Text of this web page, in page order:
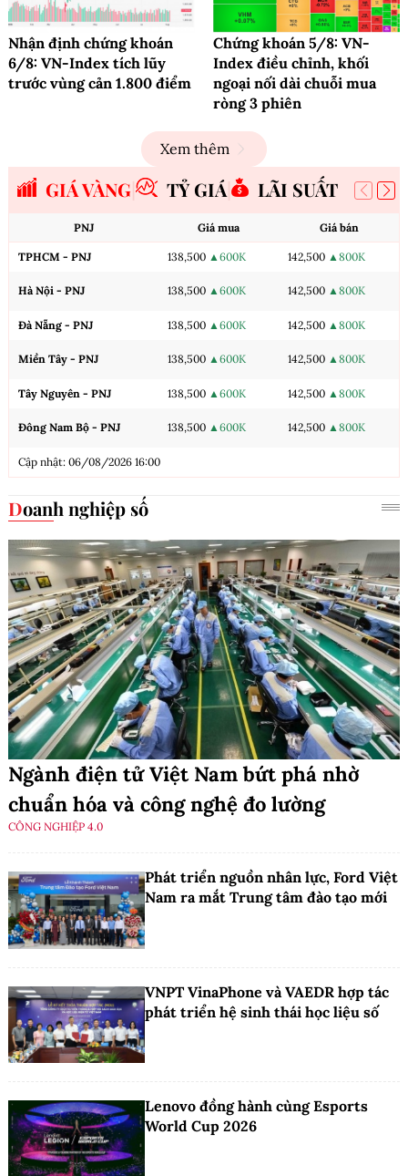
Nhận định chứng khoán
6/8: VN-Index tích lũy
trước vùng cản 1.800 điểm
Chứng khoán 5/8: VN-
Index điều chỉnh, khối
ngoại nối dài chuỗi mua
ròng 3 phiên
Xem thêm
GIÁ VÀNG TỶ GIÁ LÃI SUẤT
PNJ Giá mua Giá bán
TPHCM - PNJ 138,500 ▲600K 142,500 ▲800K
Hà Nội - PNJ 138,500 ▲600K 142,500 ▲800K
Đà Nẵng - PNJ 138,500 ▲600K 142,500 ▲800K
Miền Tây - PNJ 138,500 ▲600K 142,500 ▲800K
Tây Nguyên - PNJ 138,500 ▲600K 142,500 ▲800K
Đông Nam Bộ - PNJ 138,500 ▲600K 142,500 ▲800K
Cập nhật: 06/08/2026 16:00
Doanh nghiệp số
Ngành điện tử Việt Nam bứt phá nhờ
chuẩn hóa và công nghệ đo lường
CÔNG NGHIỆP 4.0
Phát triển nguồn nhân lực, Ford Việt
Nam ra mắt Trung tâm đào tạo mới
VNPT VinaPhone và VAEDR hợp tác
phát triển hệ sinh thái học liệu số
Lenovo đồng hành cùng Esports
World Cup 2026